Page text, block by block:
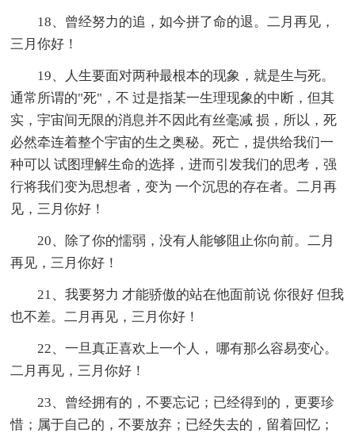
18、曾经努力的追，如今拼了命的退。二月再见，
三月你好！
19、人生要面对两种最根本的现象，就是生与死。
通常所谓的"死"，不 过是指某一生理现象的中断，但其
实，宇宙间无限的消息并不因此有丝毫减 损，所以，死
必然牵连着整个宇宙的生之奥秘。死亡，提供给我们一
种可以 试图理解生命的选择，进而引发我们的思考，强
行将我们变为思想者，变为 一个沉思的存在者。二月再
见，三月你好！
20、除了你的懦弱，没有人能够阻止你向前。二月
再见，三月你好！
21、我要努力 才能骄傲的站在他面前说 你很好 但我
也不差。二月再见，三月你好！
22、一旦真正喜欢上一个人， 哪有那么容易变心。
二月再见，三月你好！
23、曾经拥有的，不要忘记；已经得到的，更要珍
惜；属于自己的，不要放弃；已经失去的，留着回忆；